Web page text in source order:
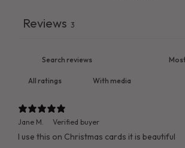
Reviews 3
With media
Jane M.
Verified buyer
I use this on Christmas cards it is beautiful